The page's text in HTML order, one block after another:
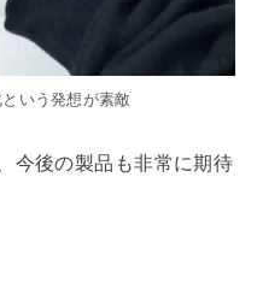
いう発想が素敵
今後の製品も非常に期待